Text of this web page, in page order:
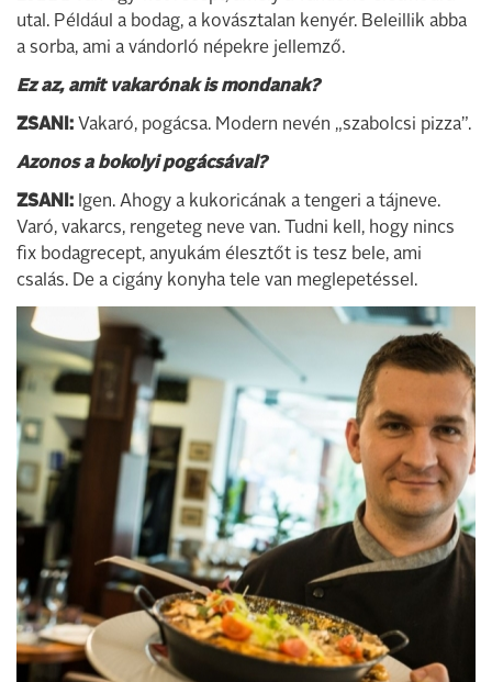
utal. Például a bodag, a kovásztalan kenyér. Beleillik abba
a sorba, ami a vándorló népekre jellemző.
Ez az, amit vakarónak is mondanak?
ZSANI: Vakaró, pogácsa. Modern nevén „szabolcsi pizza”.
Azonos a bokolyi pogácsával?
ZSANI: Igen. Ahogy a kukoricának a tengeri a tájneve.
Varó, vakarcs, rengeteg neve van. Tudni kell, hogy nincs
fix bodagrecept, anyukám élesztőt is tesz bele, ami
csalás. De a cigány konyha tele van meglepetéssel.